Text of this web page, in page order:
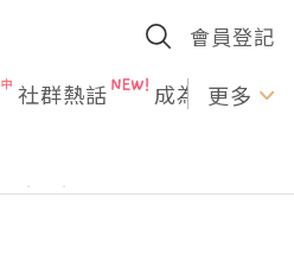
會員登記
社群熱話 成為U更多